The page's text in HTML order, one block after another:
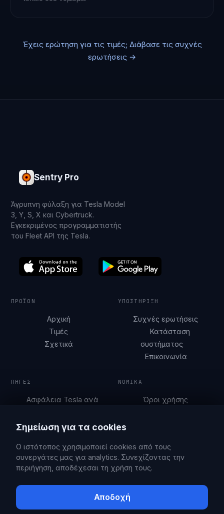
Έχεις ερώτηση για τις τιμές; Διάβασε τις συχνές
ερωτήσεις →
Sentry Pro
Άγρυπνη φύλαξη για Tesla Model
3, Y, S, X και Cybertruck.
Εγκεκριμένος προγραμματιστής
του Fleet API της Tesla.
ΠΡΟΪΌΝ
Αρχική
Τιμές
Σχετικά
ΥΠΟΣΤΉΡΙΞΗ
Συχνές ερωτήσεις
Κατάσταση
συστήματος
Επικοινωνία
ΠΗΓΈΣ
Ασφάλεια Tesla ανά
Οδηγοί στάθμευσης
ΝΟΜΙΚΆ
Όροι χρήσης
Το Sentry Pro είναι μια ανεξάρτητη εφαρμογή, χωρίς σύνδεση ή
υποστήριξη από την Tesla, Inc. Η Tesla είναι εμπορικό σήμα της Tesla,
Σημείωση για τα cookies
Ο ιστότοπος χρησιμοποιεί cookies από τους
συνεργάτες μας για analytics. Συνεχίζοντας την
περιήγηση, αποδέχεσαι τη χρήση τους.
Αποδοχή